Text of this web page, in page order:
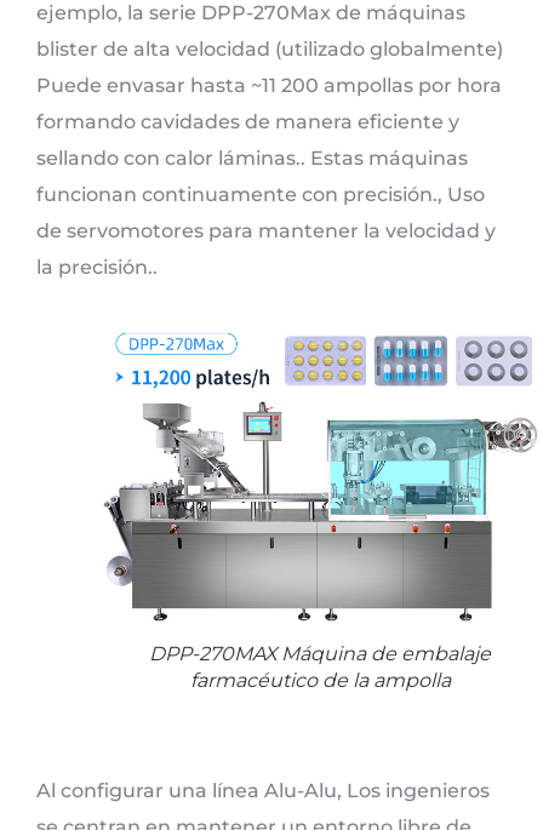
ejemplo, la serie DPP-270Max de máquinas
blister de alta velocidad (utilizado globalmente)
Puede envasar hasta ~11 200 ampollas por hora
formando cavidades de manera eficiente y
sellando con calor láminas.. Estas máquinas
funcionan continuamente con precisión., Uso
de servomotores para mantener la velocidad y
la precisión..
DPP-270MAX Máquina de embalaje
farmacéutico de la ampolla
Al configurar una línea Alu-Alu, Los ingenieros